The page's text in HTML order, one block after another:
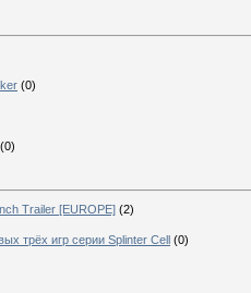
(0)
(0)
Trailer [EUROPE] (2)
трёх игр серии Splinter Cell (0)